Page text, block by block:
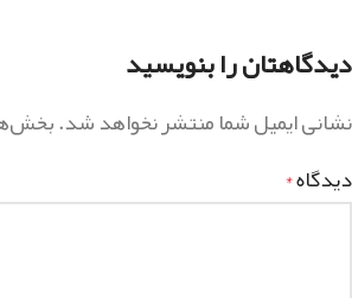
دیدگاهتان را بنویسید
نشانی ایمیل شما منتشر نخواهد شد.
دیدگاه*